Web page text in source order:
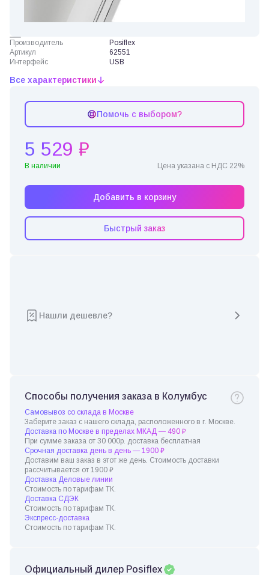
Производитель
Posiflex
Артикул
62551
Интерфейс
USB
Все характеристики
Помочь с выбором?
5 529 ₽
В наличии Цена указана с НДС 22%
Добавить в корзину
Быстрый заказ
Нашли дешевле?
Способы получения заказа в Колумбус
Самовывоз со склада в Москве
Заберите заказ с нашего склада, расположенного в г. Москве.
Доставка по Москве в пределах МКАД — 490 ₽
При сумме заказа от 30 000р. доставка бесплатная
Срочная доставка день в день — 1900 ₽
Доставим ваш заказ в этот же день. Стоимость доставки
рассчитывается от 1900 ₽
Доставка Деловые линии
Стоимость по тарифам ТК.
Доставка СДЭК
Стоимость по тарифам ТК.
Экспресс-доставка
Стоимость по тарифам ТК.
Официальный дилер Posiflex